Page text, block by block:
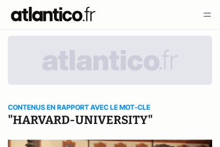
CONTENUS EN RAPPORT AVEC LE MOT-CLE
"HARVARD-UNIVERSITY"